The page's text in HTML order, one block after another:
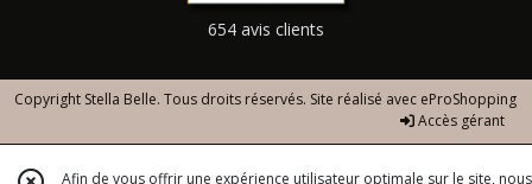
654 avis clients
Copyright Stella Belle. Tous droits réservés. Site réalisé avec eProShopping
Accès gérant
Afin de vous offrir une expérience utilisateur optimale sur le site, nous